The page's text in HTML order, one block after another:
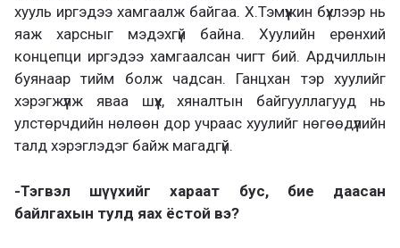
хууль иргэдээ хамгаалж байгаа. Х.Тэмүүжин бүхлээр нь
яаж харсныг мэдэхгүй байна. Хуулийн ерөнхий
концепци иргэдээ хамгаалсан чигт бий. Ардчиллын
буянаар тийм болж чадсан. Ганцхан тэр хуулийг
хэрэгжүүлж яваа шүүх, хяналтын байгууллагууд нь
улстөрчдийн нөлөөн дор учраас хуулийг нөгөөдүүлийн
талд хэрэглэдэг байж магадгүй.
-Тэгвэл шүүхийг хараат бус, бие даасан
байлгахын тулд яах ёстой вэ?